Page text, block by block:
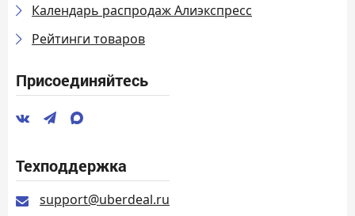
Календарь распродаж Алиэкспресс
Рейтинги товаров
Присоединяйтесь
Техподдержка
support@uberdeal.ru